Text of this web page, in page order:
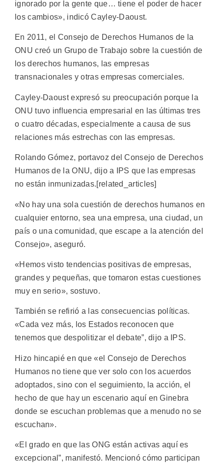
ignorado por la gente que… tiene el poder de hacer
los cambios», indicó Cayley-Daoust.
En 2011, el Consejo de Derechos Humanos de la
ONU creó un Grupo de Trabajo sobre la cuestión de
los derechos humanos, las empresas
transnacionales y otras empresas comerciales.
Cayley-Daoust expresó su preocupación porque la
ONU tuvo influencia empresarial en las últimas tres
o cuatro décadas, especialmente a causa de sus
relaciones más estrechas con las empresas.
Rolando Gómez, portavoz del Consejo de Derechos
Humanos de la ONU, dijo a IPS que las empresas
no están inmunizadas.[related_articles]
«No hay una sola cuestión de derechos humanos en
cualquier entorno, sea una empresa, una ciudad, un
país o una comunidad, que escape a la atención del
Consejo», aseguró.
«Hemos visto tendencias positivas de empresas,
grandes y pequeñas, que tomaron estas cuestiones
muy en serio», sostuvo.
También se refirió a las consecuencias políticas.
«Cada vez más, los Estados reconocen que
tenemos que despolitizar el debate”, dijo a IPS.
Hizo hincapié en que «el Consejo de Derechos
Humanos no tiene que ver solo con los acuerdos
adoptados, sino con el seguimiento, la acción, el
hecho de que hay un escenario aquí en Ginebra
donde se escuchan problemas que a menudo no se
escuchan».
«El grado en que las ONG están activas aquí es
excepcional”, manifestó. Mencionó cómo participan